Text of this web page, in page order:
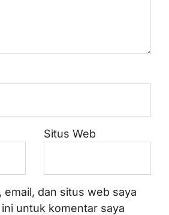
Situs Web
email, dan situs web saya
untuk komentar saya